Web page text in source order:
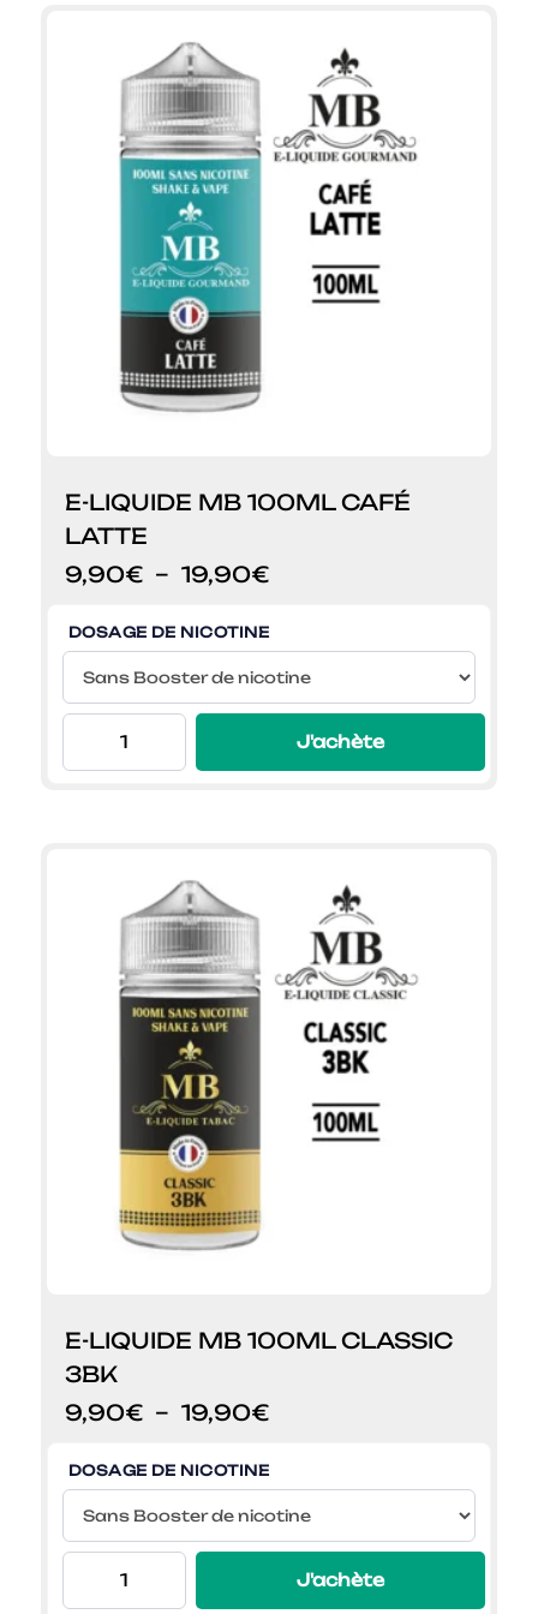
E-LIQUIDE MB 100ML CAFÉ
LATTE
9,90€ – 19,90€Plage
prix :
9,90€
à
19,90€
DOSAGE DE NICOTINE
J'achète
E-LIQUIDE MB 100ML CLASSIC
3BK
9,90€ – 19,90€Plage
prix :
9,90€
à
19,90€
DOSAGE DE NICOTINE
J'achète